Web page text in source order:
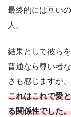
最終的には互い
人。
結果として彼ら
普通なら尊い者
さも感じますが、
これはこれで愛
る関係性でした。